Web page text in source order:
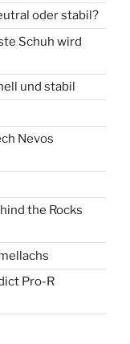
oder stabil?
Schuh wird
und stabil
Nevos
the Rocks
Pro-R